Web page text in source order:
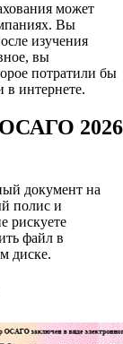
может
Вы
изучения
вы
потратили бы
интернете.
ОСАГО 2026
документ на
полис и
рискуете
файл в
диске.